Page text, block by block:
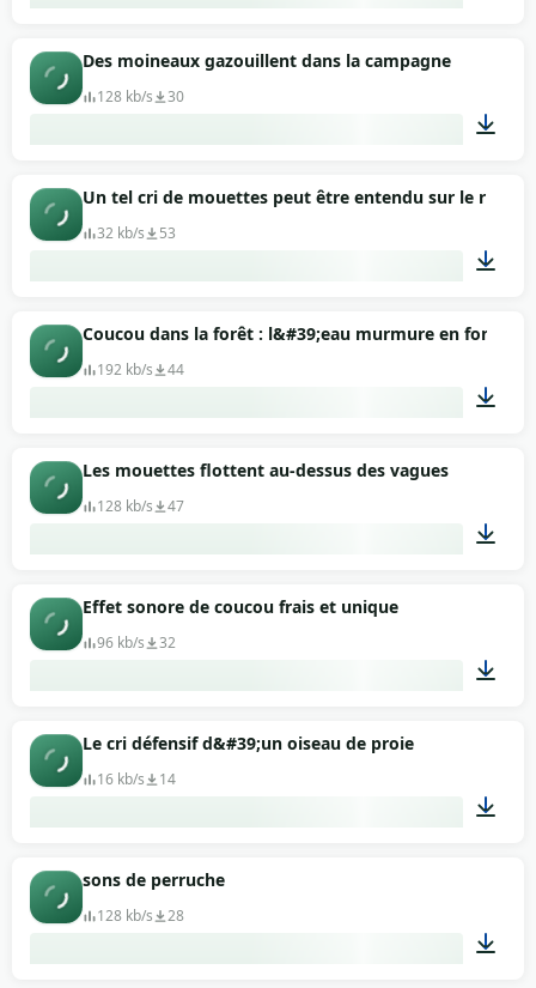
Des moineaux gazouillent dans la campagne
128 kb/s 30
02:22
Un tel cri de mouettes peut être entendu sur le rivage
32 kb/s 53
00:06
Coucou dans la forêt : l&#39;eau murmure en fond
192 kb/s 44
Les mouettes flottent au-dessus des vagues
128 kb/s 47
Effet sonore de coucou frais et unique
96 kb/s 32
Le cri défensif d&#39;un oiseau de proie
16 kb/s 14
sons de perruche
128 kb/s 28